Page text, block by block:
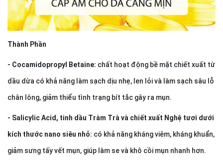
Thành Phần
- Cocamidopropyl Betaine: chất hoạt động bề mặt chiết xuất từ
dầu dừa có khả năng làm sạch dịu nhẹ, len lỏi và làm sạch sâu lỗ
chân lông, giảm thiểu tình trạng bít tắc gây ra mụn.
- Salicylic Acid, tinh dầu Tràm Trà và chiết xuất Nghệ tươi dưới
kích thước nano siêu nhỏ: có khả năng kháng viêm, kháng khuẩn,
giảm sưng tấy vết mụn, giúp làm se và khô cồi mụn nhanh hơn.